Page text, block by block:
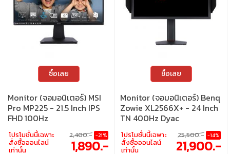
ซื้อเลย
Monitor (จอมอนิเตอร์) MSI
Pro MP225 - 21.5 Inch IPS
FHD 100Hz
โปรโมชั่นนี้เฉพาะ
สั่งซื้อออนไลน์
เท่านั้น
2,400.- -21%
1,890.-
ซื้อเลย
Monitor (จอมอนิเตอร์) Benq
Zowie XL2566X+ - 24 Inch
TN 400Hz Dyac
โปรโมชั่นนี้เฉพาะ
สั่งซื้อออนไลน์
เท่านั้น
25,500.- -14%
21,900.-